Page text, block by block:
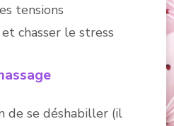
tensions
chasser le stress
de se déshabiller (il